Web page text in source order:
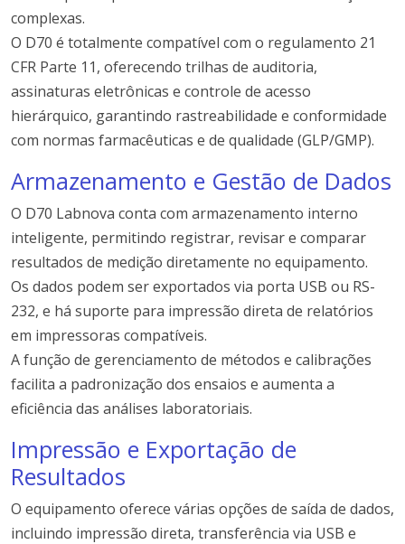
complexas.
O D70 é totalmente compatível com o regulamento 21
CFR Parte 11, oferecendo trilhas de auditoria,
assinaturas eletrônicas e controle de acesso
hierárquico, garantindo rastreabilidade e conformidade
com normas farmacêuticas e de qualidade (GLP/GMP).
Armazenamento e Gestão de Dados
O D70 Labnova conta com armazenamento interno
inteligente, permitindo registrar, revisar e comparar
resultados de medição diretamente no equipamento.
Os dados podem ser exportados via porta USB ou RS-
232, e há suporte para impressão direta de relatórios
em impressoras compatíveis.
A função de gerenciamento de métodos e calibrações
facilita a padronização dos ensaios e aumenta a
eficiência das análises laboratoriais.
Impressão e Exportação de
Resultados
O equipamento oferece várias opções de saída de dados,
incluindo impressão direta, transferência via USB e